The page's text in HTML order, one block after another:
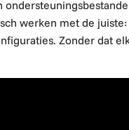
werken met de
Zonder dat